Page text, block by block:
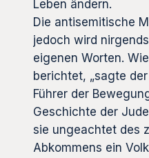
Leben ändern.
Die antisemitische
jedoch wird
eigenen Worten.
berichtet, „sagte
Führer der
Geschichte der
sie ungeachtet des
Abkommens ein